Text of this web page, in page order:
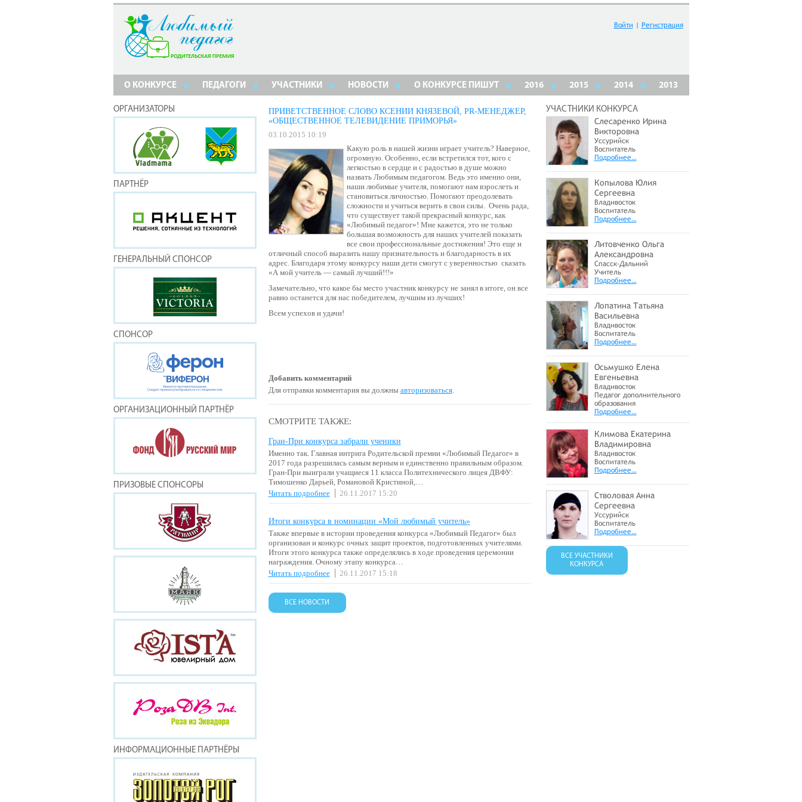
Войти | Регистрация
О КОНКУРСЕ ПЕДАГОГИ УЧАСТНИКИ НОВОСТИ О КОНКУРСЕ ПИШУТ 2016 2015 2014 2013
ОРГАНИЗАТОРЫ
ПАРТНЁР
ГЕНЕРАЛЬНЫЙ СПОНСОР
СПОНСОР
ОРГАНИЗАЦИОННЫЙ ПАРТНЁР
ПРИЗОВЫЕ СПОНСОРЫ
ИНФОРМАЦИОННЫЕ ПАРТНЁРЫ
ПРИВЕТСТВЕННОЕ СЛОВО КСЕНИИ КНЯЗЕВОЙ, PR-МЕНЕДЖЕР,
«ОБЩЕСТВЕННОЕ ТЕЛЕВИДЕНИЕ ПРИМОРЬЯ»
03.10.2015 10:19
Какую роль в нашей жизни играет учитель? Наверное,
огромную. Особенно, если встретился тот, кого с
легкостью в сердце и с радостью в душе можно
назвать Любимым педагогом. Ведь это именно они,
наши любимые учителя, помогают нам взрослеть и
становиться личностью. Помогают преодолевать
сложности и учиться верить в свои силы. Очень рада,
что существует такой прекрасный конкурс, как
«Любимый педагог»! Мне кажется, это не только
большая возможность для наших учителей показать
все свои профессиональные достижения! Это еще и
отличный способ выразить нашу признательность и благодарность в их
адрес. Благодаря этому конкурсу наши дети смогут с уверенностью сказать
«А мой учитель — самый лучший!!!»
Замечательно, что какое бы место участник конкурсу не занял в итоге, он все
равно останется для нас победителем, лучшим из лучших!
Всем успехов и удачи!
Добавить комментарий
Для отправки комментария вы должны авторизоваться.
СМОТРИТЕ ТАКЖЕ:
Гран-При конкурса забрали ученики
Именно так. Главная интрига Родительской премии «Любимый Педагог» в
2017 года разрешилась самым верным и единственно правильным образом.
Гран-При выиграли учащиеся 11 класса Политехнического лицея ДВФУ:
Тимошенко Дарьей, Романовой Кристиной,…
Читать подробнее
26.11.2017 15:20
Итоги конкурса в номинации «Мой любимый учитель»
Также впервые в истории проведения конкурса «Любимый Педагог» был
организован и конкурс очных защит проектов, подготовленных учителями.
Итоги этого конкурса также определялись в ходе проведения церемонии
награждения. Очному этапу конкурса…
Читать подробнее
26.11.2017 15:18
ВСЕ НОВОСТИ
УЧАСТНИКИ КОНКУРСА
Слесаренко Ирина
Викторовна
Уссурийск
Воспитатель
Подробнее…
Копылова Юлия
Сергеевна
Владивосток
Воспитатель
Подробнее…
Литовченко Ольга
Александровна
Спасск-Дальний
Учитель
Подробнее…
Лопатина Татьяна
Васильевна
Владивосток
Воспитатель
Подробнее…
Осьмушко Елена
Евгеньевна
Владивосток
Педагог дополнительного
образования
Подробнее…
Климова Екатерина
Владимировна
Владивосток
Воспитатель
Подробнее…
Стволовая Анна
Сергеевна
Уссурийск
Воспитатель
Подробнее…
ВСЕ УЧАСТНИКИ
КОНКУРСА